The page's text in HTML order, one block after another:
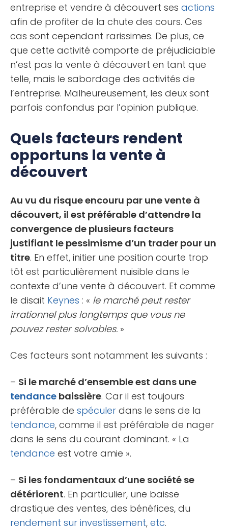
entreprise et vendre à découvert ses actions
afin de profiter de la chute des cours. Ces
cas sont cependant rarissimes. De plus, ce
que cette activité comporte de préjudiciable
n’est pas la vente à découvert en tant que
telle, mais le sabordage des activités de
l’entreprise. Malheureusement, les deux sont
parfois confondus par l’opinion publique.
Quels facteurs rendent
opportuns la vente à
découvert
Au vu du risque encouru par une vente à
découvert, il est préférable d’attendre la
convergence de plusieurs facteurs
justifiant le pessimisme d’un trader pour un
titre. En effet, initier une position courte trop
tôt est particulièrement nuisible dans le
contexte d’une vente à découvert. Et comme
le disait Keynes : « le marché peut rester
irrationnel plus longtemps que vous ne
pouvez rester solvables. »
Ces facteurs sont notamment les suivants :
– Si le marché d’ensemble est dans une
tendance baissière. Car il est toujours
préférable de spéculer dans le sens de la
tendance, comme il est préférable de nager
dans le sens du courant dominant. « La
tendance est votre amie ».
– Si les fondamentaux d’une société se
détériorent. En particulier, une baisse
drastique des ventes, des bénéfices, du
rendement sur investissement, etc.